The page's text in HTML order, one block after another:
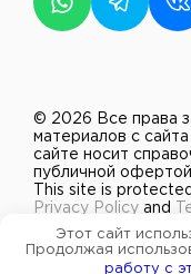
© 2026 Все права
материалов с
сайте носит
публичной
This site is
Privacy Policy and
Разработано в
Этот сайт
Продолжая
работу с